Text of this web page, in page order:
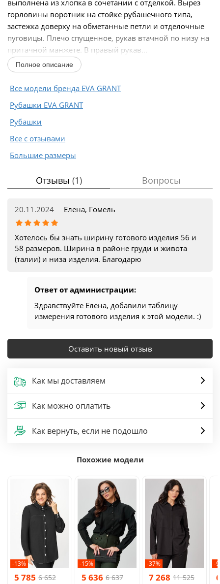
выполнена из хлопка в сочетании с отделкой. Вырез
горловины воротник на стойке рубашечного типа,
застежка доверху на обметанные петли и отделочные
пуговицы. Плечо спущенное, рукав втачной по низу на
притачной манжете. В правый рукав...
Полное описание
Все модели бренда EVA GRANT
Рубашки EVA GRANT
Рубашки
Все с отзывами
Большие размеры
Отзывы (1) Вопросы
20.11.2024 Елена, Гомель
Хотелось бы знать ширину готового изделия 56 и
58 размеров. Ширина в районе груди и живота
(талии) и низа изделия. Благодарю
Ответ от администрации:
Здравствуйте Елена, добавили таблицу
измерения готового изделия к этой модели. :)
Оставить новый отзыв
Как мы доставляем
Как можно оплатить
Как вернуть, если не подошло
Похожие модели
-13%
5 785 6 652
-15%
5 636 6 637
-37%
7 268 11 525
-